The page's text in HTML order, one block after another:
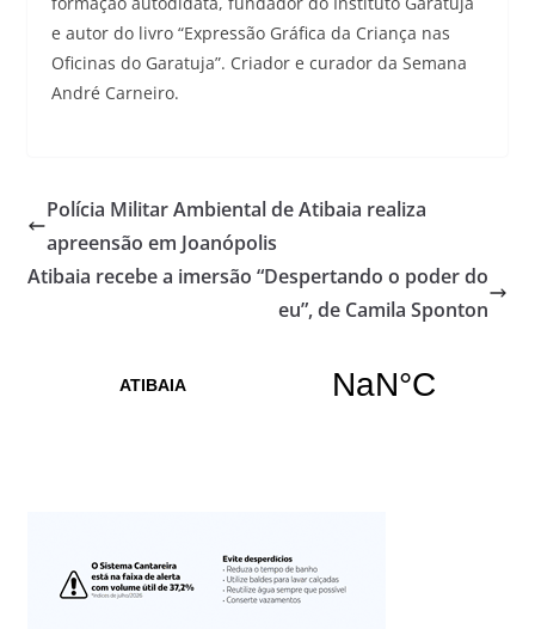
e autor do livro “Expressão Gráfica da Criança nas
Oficinas do Garatuja”. Criador e curador da Semana
André Carneiro.
Polícia Militar Ambiental de Atibaia realiza
apreensão em Joanópolis
Atibaia recebe a imersão “Despertando o poder do
eu”, de Camila Sponton